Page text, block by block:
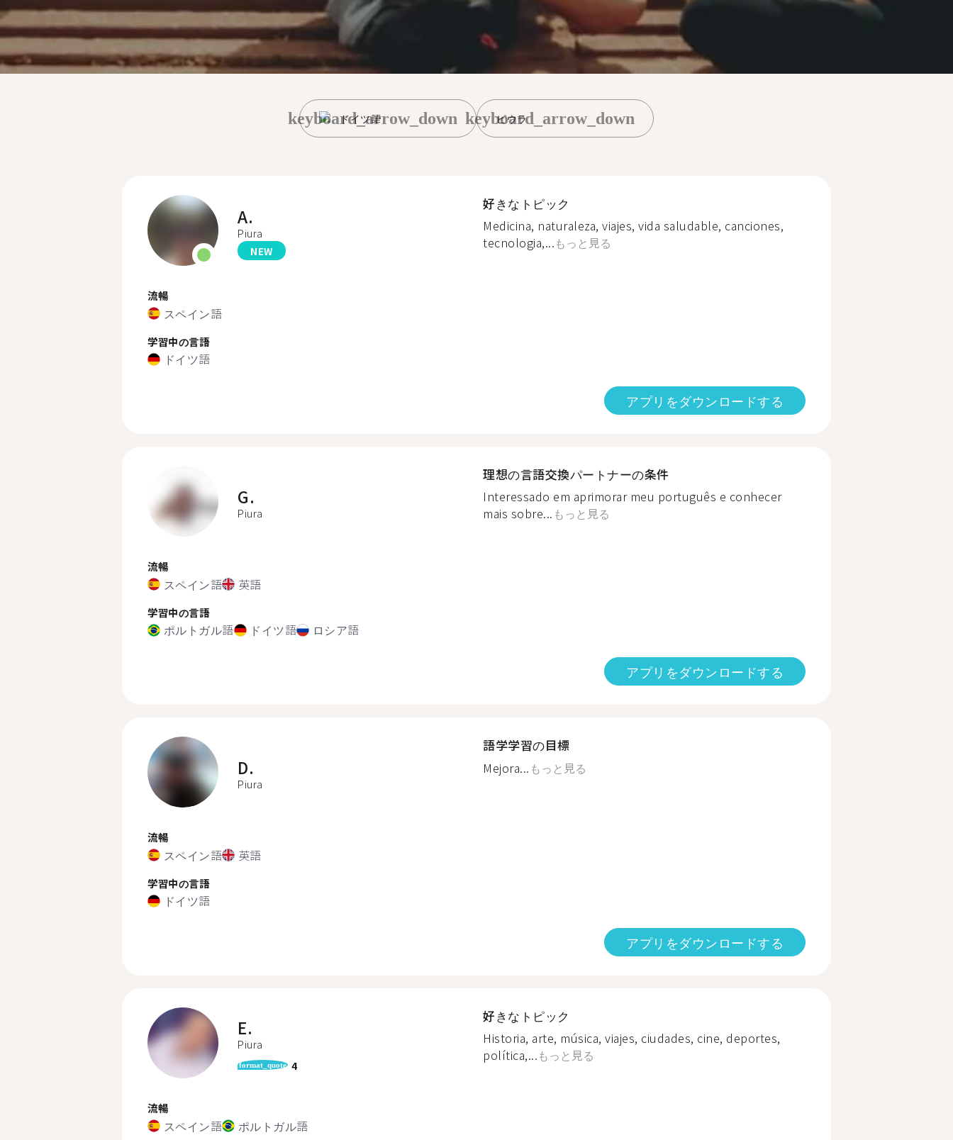
ドイツ語
keyboard_arrow_down ピウラ
keyboard_arrow_down
A.
Piura
NEW
流暢
スペイン語
学習中の言語
ドイツ語
好きなトピック
Medicina, naturaleza, viajes, vida saludable, canciones,
tecnologia,...もっと見る
アプリをダウンロードする
G.
Piura
流暢
スペイン語 英語
学習中の言語
ポルトガル語 ドイツ語 ロシア語
理想の言語交換パートナーの条件
Interessado em aprimorar meu português e conhecer
mais sobre... もっと見る
アプリをダウンロードする
D.
Piura
流暢
スペイン語 英語
学習中の言語
ドイツ語
語学学習の目標
Mejora... もっと見る
アプリをダウンロードする
E.
Piura
format_quote 4
流暢
スペイン語 ポルトガル語
好きなトピック
Historia, arte, música, viajes, ciudades, cine, deportes,
política,...もっと見る